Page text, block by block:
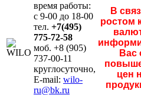
время работы:
с 9-00 до 18-00
тел. +7(495)
775-72-58
моб. +8 (905)
737-00-11
круглосуточно,
E-mail: wilo-
ru@bk.ru
В
ростом
Вас
цен